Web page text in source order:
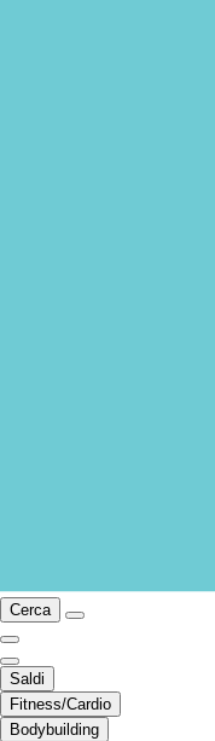
Cerca
Saldi
Fitness/Cardio
Bodybuilding